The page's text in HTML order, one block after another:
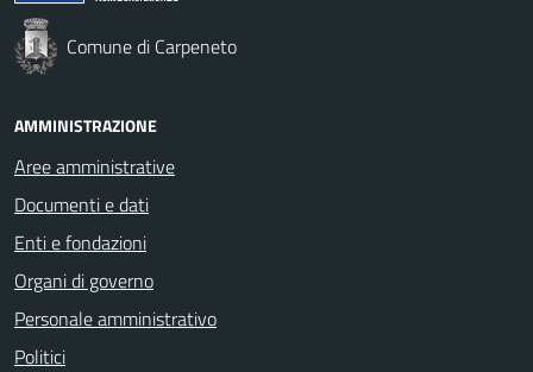
Comune di Carpeneto
AMMINISTRAZIONE
Aree amministrative
Documenti e dati
Enti e fondazioni
Organi di governo
Personale amministrativo
Politici